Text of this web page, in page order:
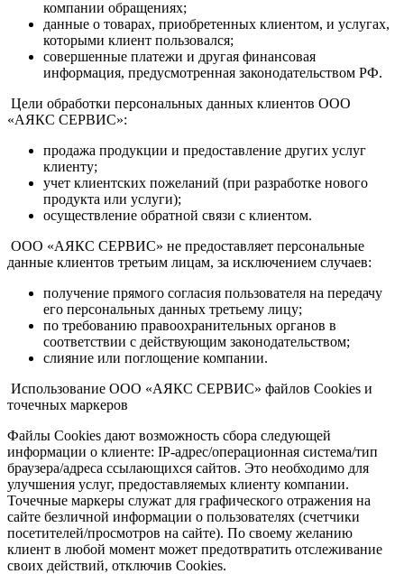
компании обращениях;
данные о товарах, приобретенных клиентом, и услугах,
которыми клиент пользовался;
совершенные платежи и другая финансовая
информация, предусмотренная законодательством РФ.
Цели обработки персональных данных клиентов ООО
«АЯКС СЕРВИС»:
продажа продукции и предоставление других услуг
клиенту;
учет клиентских пожеланий (при разработке нового
продукта или услуги);
осуществление обратной связи с клиентом.
ООО «АЯКС СЕРВИС» не предоставляет персональные
данные клиентов третьим лицам, за исключением случаев:
получение прямого согласия пользователя на передачу
его персональных данных третьему лицу;
по требованию правоохранительных органов в
соответствии с действующим законодательством;
слияние или поглощение компании.
Использование ООО «АЯКС СЕРВИС» файлов Cookies и
точечных маркеров
Файлы Cookies дают возможность сбора следующей
информации о клиенте: IP-адрес/операционная система/тип
браузера/адреса ссылающихся сайтов. Это необходимо для
улучшения услуг, предоставляемых клиенту компании.
Точечные маркеры служат для графического отражения на
сайте безличной информации о пользователях (счетчики
посетителей/просмотров на сайте). По своему желанию
клиент в любой момент может предотвратить отслеживание
своих действий, отключив Cookies.